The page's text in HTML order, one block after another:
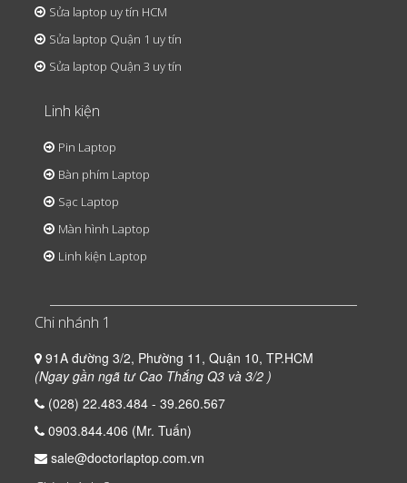
Sửa laptop uy tín HCM
Sửa laptop Quận 1 uy tín
Sửa laptop Quận 3 uy tín
Linh kiện
Pin Laptop
Bàn phím Laptop
Sạc Laptop
Màn hình Laptop
Linh kiện Laptop
Chi nhánh 1
91A đường 3/2, Phường 11, Quận 10, TP.HCM
(Ngay gần ngã tư Cao Thắng Q3 và 3/2 )
(028) 22.483.484 - 39.260.567
0903.844.406 (Mr. Tuấn)
sale@doctorlaptop.com.vn